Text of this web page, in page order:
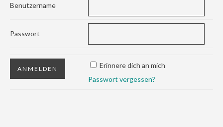
Benutzername
Passwort
Erinnere dich an mich
Passwort vergessen?